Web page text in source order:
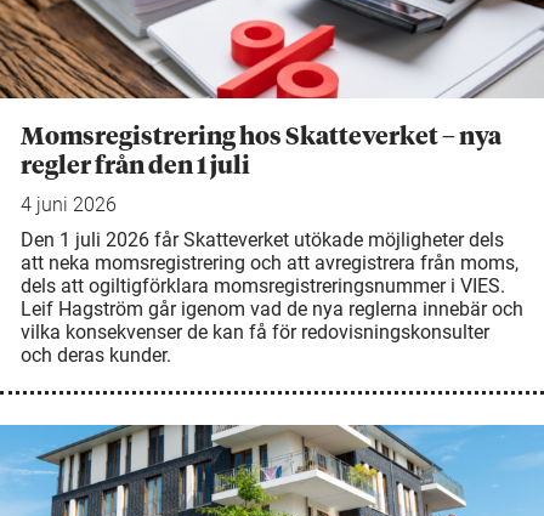
Momsregistrering hos Skatteverket – nya
regler från den 1 juli
4 juni 2026
Den 1 juli 2026 får Skatteverket utökade möjligheter dels
att neka momsregistrering och att avregistrera från moms,
dels att ogiltigförklara momsregistreringsnummer i VIES.
Leif Hagström går igenom vad de nya reglerna innebär och
vilka konsekvenser de kan få för redovisningskonsulter
och deras kunder.